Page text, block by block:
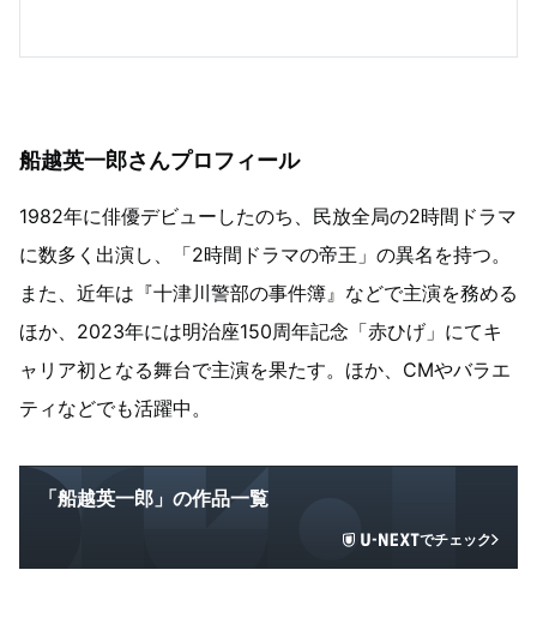
船越英一郎さんプロフィール
1982年に俳優デビューしたのち、民放全局の2時間ドラマ
に数多く出演し、「2時間ドラマの帝王」の異名を持つ。
また、近年は『十津川警部の事件簿』などで主演を務める
ほか、2023年には明治座150周年記念「赤ひげ」にてキ
ャリア初となる舞台で主演を果たす。ほか、CMやバラエ
ティなどでも活躍中。
「船越英一郎」の作品一覧
でチェック